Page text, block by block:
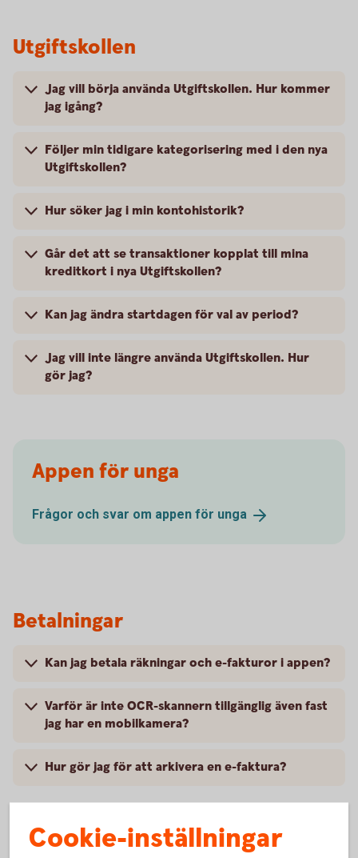
Utgiftskollen
Jag vill börja använda Utgiftskollen. Hur kommer
jag igång?
Följer min tidigare kategorisering med i den nya
Utgiftskollen?
Hur söker jag i min kontohistorik?
Går det att se transaktioner kopplat till mina
kreditkort i nya Utgiftskollen?
Kan jag ändra startdagen för val av period?
Jag vill inte längre använda Utgiftskollen. Hur
gör jag?
Appen för unga
Frågor och svar om appen för unga
Betalningar
Kan jag betala räkningar och e-fakturor i appen?
Varför är inte OCR-skannern tillgänglig även fast
jag har en mobilkamera?
Hur gör jag för att arkivera en e-faktura?
Cookie-inställningar